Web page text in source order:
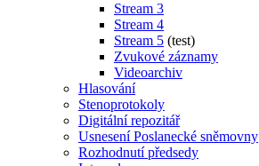
Stream 3
Stream 4
Stream 5 (test)
Zvukové záznamy
Videoarchiv
Hlasování
Stenoprotokoly
Digitální repozitář
Usnesení Poslanecké sněmovny
Rozhodnutí předsedy